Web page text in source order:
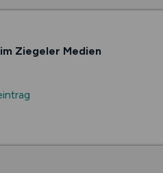
Ziegeler Medien